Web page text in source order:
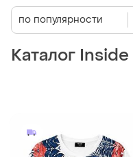
Каталог Inside
по популярности